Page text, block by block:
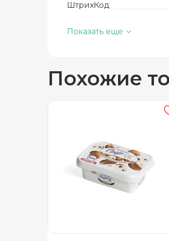
ШтрихКод
Базовая единица
Температура хранения
Углеводы, в граммах (на
Показать еще
Похожие
Доставка
Добавить